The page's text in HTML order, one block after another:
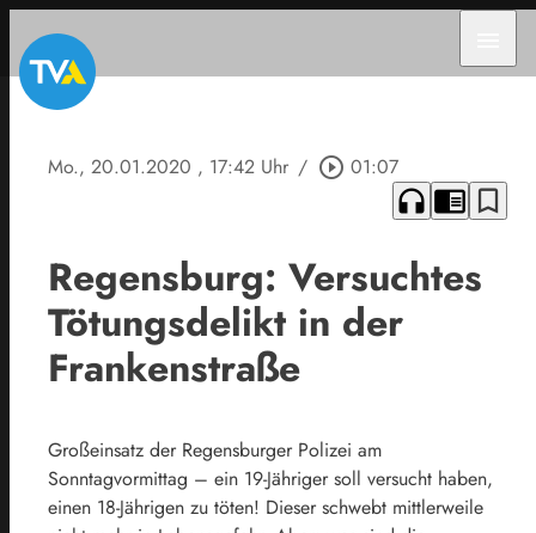
Mo., 20.01.2020 , 17:42 Uhr / play_circle_outline 01:07
headphones chrome_reader_mode bookmark_border
Regensburg: Versuchtes
Tötungsdelikt in der
Frankenstraße
Großeinsatz der Regensburger Polizei am
Sonntagvormittag – ein 19-Jähriger soll versucht haben,
einen 18-Jährigen zu töten! Dieser schwebt mittlerweile